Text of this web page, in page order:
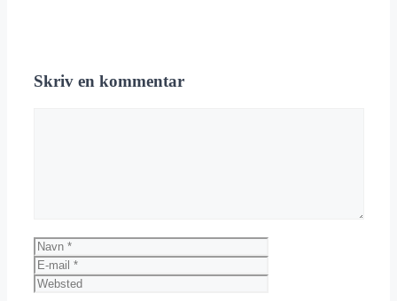
Skriv en kommentar
Navn
mail